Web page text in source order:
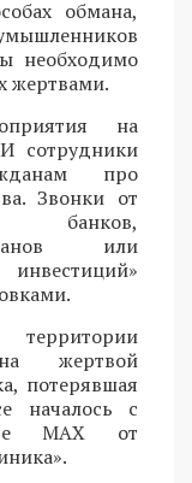
обмана,
необходимо
жертвами.
на
сотрудники
про
Звонки от
банков,
или
жертвой
потерявшая
началось с
MAX от